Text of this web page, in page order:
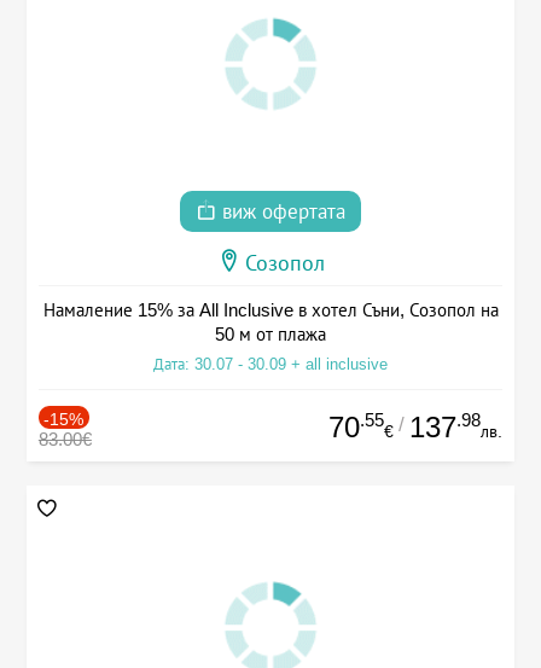
виж офертата
Созопол
Намаление 15% за All Inclusive в хотел Съни, Созопол на
50 м от плажа
Дата: 30.07 - 30.09 + all inclusive
-15%
83.00€ 70.55
€ / 137.98
лв.